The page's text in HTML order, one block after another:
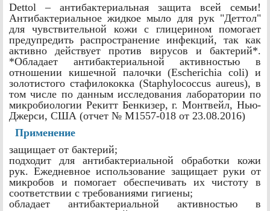
Dettol – антибактериальная защита всей семьи!
Антибактериальное жидкое мыло для рук "Деттол"
для чувствительной кожи с глицерином помогает
предупредить распространение инфекций, так как
активно действует против вирусов и бактерий*.
*Обладает антибактериальной активностью в
отношении кишечной палочки (Escherichia coli) и
золотистого стафилококка (Staphylococcus aureus), в
том числе по данным исследования лаборатории по
микробиологии Рекитт Бенкизер, г. Монтвейл, Нью-
Джерси, США (отчет № M1557-018 от 23.08.2016)
Применение
защищает от бактерий;
подходит для антибактериальной обработки кожи
рук. Ежедневное использование защищает руки от
микробов и помогает обеспечивать их чистоту в
соответствии с требованиями гигиены;
обладает антибактериальной активностью в